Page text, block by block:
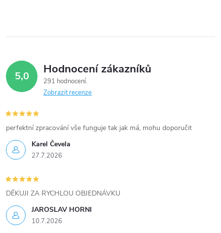
v
k
v
ý
p
i
s
u
5,0 Hodnocení zákazníků
291 hodnocení
Zobrazit recenze
Karel Čevela
27.7.2026
perfektní zpracování vše funguje tak jak má, mohu doporučit
JAROSLAV HORNI
10.7.2026
DĚKUJI ZA RYCHLOU OBJEDNÁVKU